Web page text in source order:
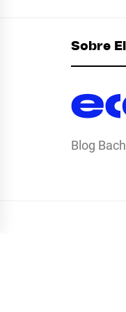
Sobre
Blog